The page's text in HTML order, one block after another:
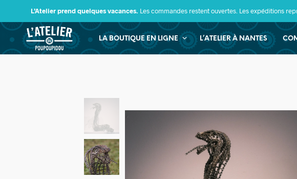
L’Atelier prend quelques vacances. Les commandes restent ouvertes. Les expéditions
LA BOUTIQUE EN LIGNE L’ATELIER À NANTES